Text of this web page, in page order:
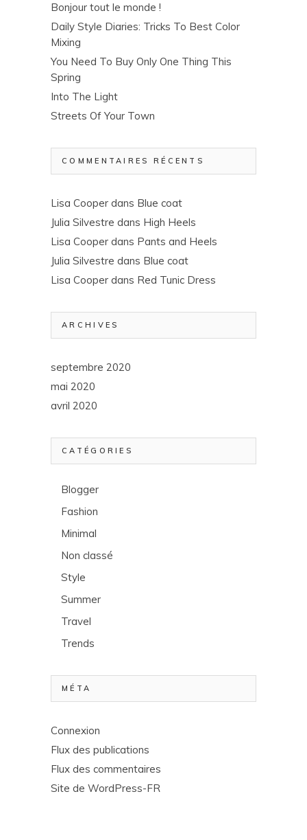
Bonjour tout le monde !
Daily Style Diaries: Tricks To Best Color
Mixing
You Need To Buy Only One Thing This
Spring
Into The Light
Streets Of Your Town
COMMENTAIRES RÉCENTS
Lisa Cooper dans Blue coat
Julia Silvestre dans High Heels
Lisa Cooper dans Pants and Heels
Julia Silvestre dans Blue coat
Lisa Cooper dans Red Tunic Dress
ARCHIVES
septembre 2020
mai 2020
avril 2020
CATÉGORIES
Blogger
Fashion
Minimal
Non classé
Style
Summer
Travel
Trends
MÉTA
Connexion
Flux des publications
Flux des commentaires
Site de WordPress-FR